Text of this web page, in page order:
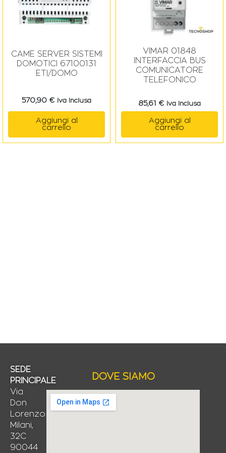
CAME SERVER SISTEMI
DOMOTICI 67100131
ETI/DOMO
570,90 € Iva Inclusa
Aggiungi al
carrello
VIMAR 01848
INTERFACCIA BUS
COMUNICATORE
TELEFONICO
85,61 € Iva Inclusa
Aggiungi al
carrello
SEDE
PRINCIPALE
Via
Don
Lorenzo
Milani,
32C
90044
DOVE SIAMO